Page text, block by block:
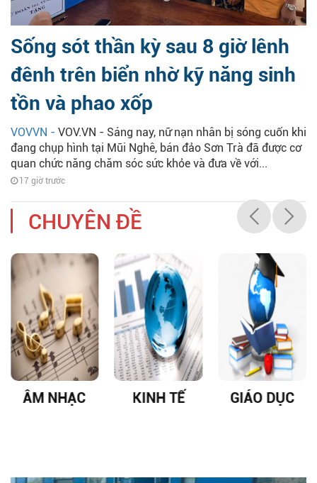
Sống sót thần kỳ sau 8 giờ lênh
đênh trên biển nhờ kỹ năng sinh
tồn và phao xốp
VOVVN - VOV.VN - Sáng nay, nữ nạn nhân bị sóng cuốn khi
đang chụp hình tại Mũi Nghê, bán đảo Sơn Trà đã được cơ
quan chức năng chăm sóc sức khỏe và đưa về với...
17 giờ trước
CHUYÊN ĐỀ
ÂM NHẠC KINH TẾ GIÁO DỤC